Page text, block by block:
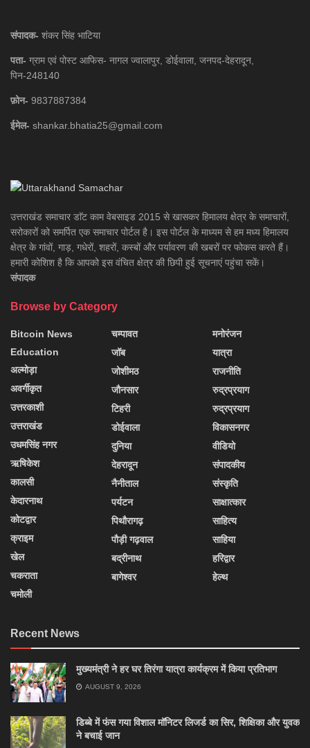
संपादक- शंकर सिंह भाटिया
पता- ग्राम एवं पोस्ट आफिस- नागल ज्वालापुर, डोईवाला, जनपद-देहरादून,
पिन-248140
फ़ोन- 9837887384
ईमेल- shankar.bhatia25@gmail.com
उत्तराखंड समाचार डाॅट काम वेबसाइड 2015 से खासकर हिमालय क्षेत्र के समाचारों,
सरोकारों को समर्पित एक समाचार पोर्टल है। इस पोर्टल के माध्यम से हम मध्य हिमालय
क्षेत्र के गांवों, गाड़, गधेरों, शहरों, कस्बों और पर्यावरण की खबरों पर फोकस करते हैं।
हमारी कोशिश है कि आपको इस वंचित क्षेत्र की छिपी हुई सूचनाएं पहुंचा सकें।
संपादक
Browse by Category
Bitcoin News
Education
अल्मोड़ा
अवर्गीकृत
उत्तरकाशी
उत्तराखंड
उधमसिंह नगर
ऋषिकेश
कालसी
केदारनाथ
कोटद्वार
क्राइम
खेल
चकराता
चमोली
चम्पावत
जॉब
जोशीमठ
जौनसार
टिहरी
डोईवाला
दुनिया
देहरादून
नैनीताल
पर्यटन
पिथौरागढ़
पौड़ी गढ़वाल
बद्रीनाथ
बागेश्वर
मनोरंजन
यात्रा
राजनीति
रुद्रप्रयाग
रुद्रप्रयाग
विकासनगर
वीडियो
संपादकीय
संस्कृति
साक्षात्कार
साहित्य
साहिया
हरिद्वार
हेल्थ
Recent News
मुख्यमंत्री ने हर घर तिरंगा यात्रा कार्यक्रम में किया प्रतिभाग
AUGUST 9, 2026
डिब्बे में फंस गया विशाल मॉनिटर लिजर्ड का सिर, शिक्षिका और युवक
ने बचाई जान